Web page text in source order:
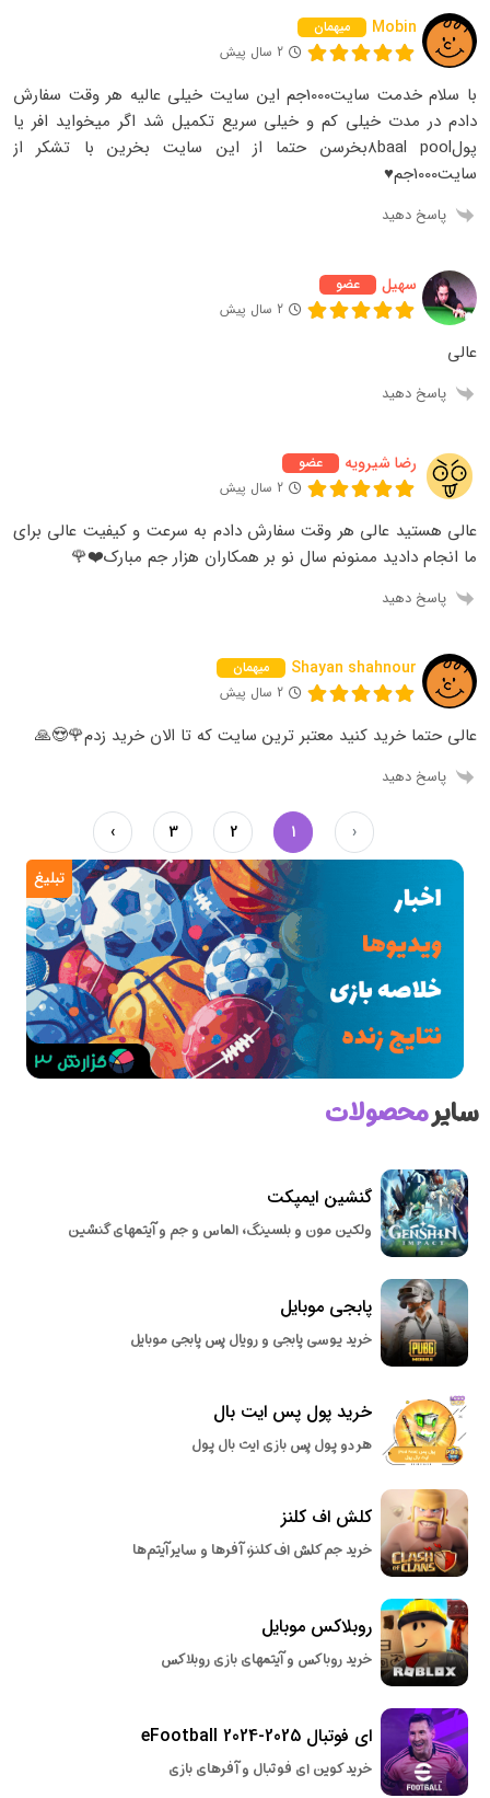
Mobin
میهمان
2 سال پیش
با سلام خدمت سایت1000جم این سایت خیلی عالیه هر وقت سفارش
دادم در مدت خیلی کم و خیلی سریع تکمیل شد اگر میخواید افر یا
پول8baal poolبخرسن حتما از این سایت بخرین با تشکر از
سایت1000جم♥
پاسخ دهید
سهیل
عضو
2 سال پیش
عالی
پاسخ دهید
رضا شیرویه
عضو
2 سال پیش
عالی هستید عالی هر وقت سفارش دادم به سرعت و کیفیت عالی برای
ما انجام دادید ممنونم سال نو بر همکاران هزار جم مبارک❤️🌹
پاسخ دهید
Shayan shahnour
میهمان
2 سال پیش
عالی حتما خرید کنید معتبر ترین سایت که تا الان خرید زدم🌹😍🙏
پاسخ دهید
‹
1
2
3
›
تبلیغ
سایرمحصولات
گنشین ایمپکت
ولکین مون و بلسینگ، الماس و جم و آیتمهای گنشین
پابجی موبایل
خرید یوسی پابجی و رویال پس پابجی موبایل
خرید پول پس ایت بال
هر دو پول پس بازی ایت بال پول
کلش اف کلنز
خرید جم کلش اف کلنز، آفرها و سایر آیتم‌ها
روبلاکس موبایل
خرید روباکس و آیتمهای بازی روبلاکس
ای فوتبال eFootball 2024-2025
خرید کوین ای فوتبال و آفرهای بازی